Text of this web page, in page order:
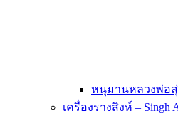
หนุมานหลวงพ่อ
เครื่องรางสิงห์ – Singh